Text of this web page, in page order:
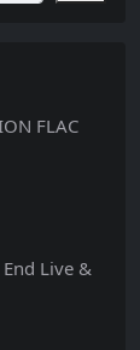
FLAC
Live &